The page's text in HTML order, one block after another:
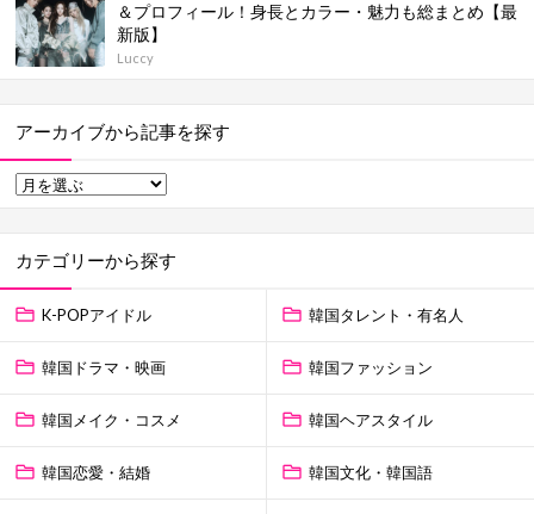
＆プロフィール！身長とカラー・魅力も総まとめ【最
新版】
Luccy
アーカイブから記事を探す
カテゴリーから探す
K-POPアイドル 韓国タレント・有名人
韓国ドラマ・映画 韓国ファッション
韓国メイク・コスメ 韓国ヘアスタイル
韓国恋愛・結婚 韓国文化・韓国語